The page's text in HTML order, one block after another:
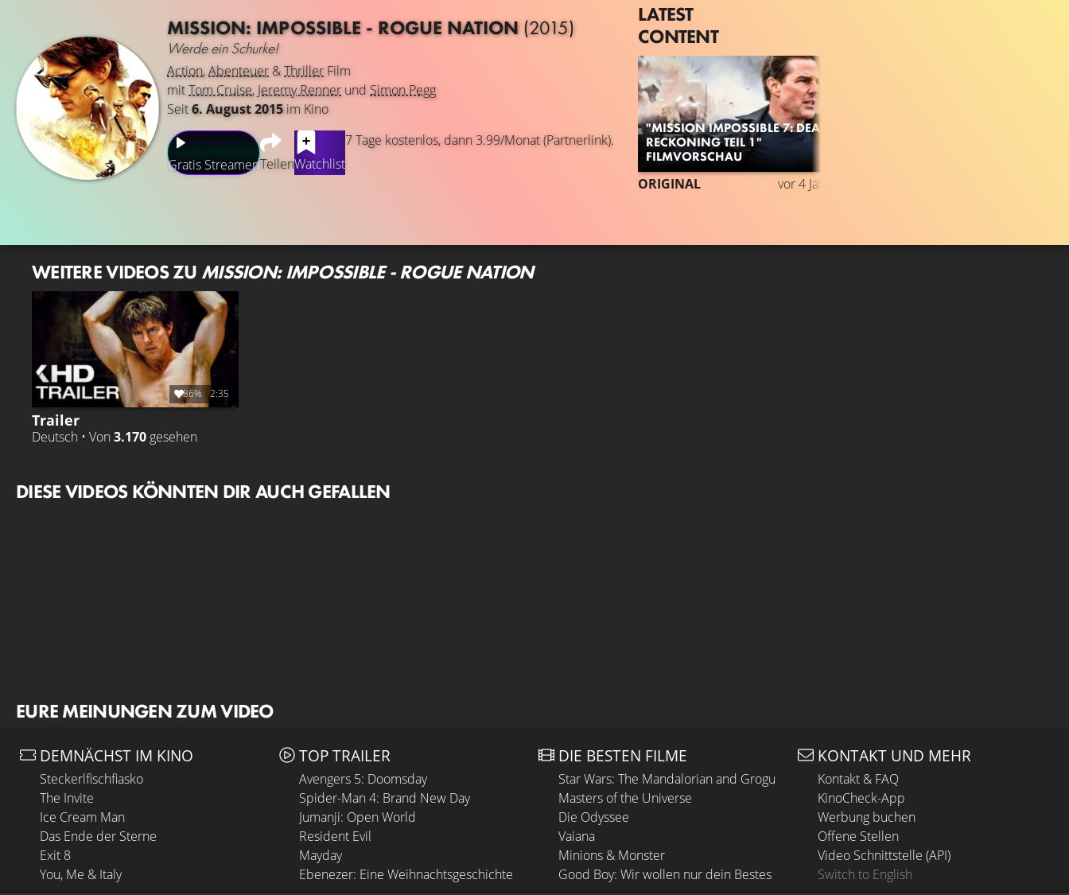
MISSION: IMPOSSIBLE - ROGUE NATION(2015)
Werde ein Schurke!
Action,Abenteuer &Thriller Film
mitTom Cruise, Jeremy Renner und Simon Pegg
Seit6. August 2015im Kino
Gratis StreamenTeilenWatchlist
7 Tage kostenlos, dann 3.99/Monat (Partnerlink).
LATEST
CONTENT
"MISSION IMPOSSIBLE 7: DEAD
RECKONING TEIL 1"
FILMVORSCHAU
ORIGINAL vor 4 Jahren
WEITERE VIDEOS ZU MISSION: IMPOSSIBLE - ROGUE NATION
86% 2:35
Trailer
Deutsch • Von 3.170 gesehen
DIESE VIDEOS KÖNNTEN DIR AUCH GEFALLEN
EURE MEINUNGEN ZUM VIDEO
DEMNÄCHST IM KINO
Steckerlfischfiasko
The Invite
Ice Cream Man
Das Ende der Sterne
Exit 8
You, Me & Italy
TOP TRAILER
Avengers 5: Doomsday
Spider-Man 4: Brand New Day
Jumanji: Open World
Resident Evil
Mayday
Ebenezer: Eine Weihnachtsgeschichte
DIE BESTEN FILME
Star Wars: The Mandalorian and Grogu
Masters of the Universe
Die Odyssee
Vaiana
Minions & Monster
Good Boy: Wir wollen nur dein Bestes
KONTAKT UND MEHR
Kontakt & FAQ
KinoCheck-App
Werbung buchen
Offene Stellen
Video Schnittstelle (API)
Switch to English